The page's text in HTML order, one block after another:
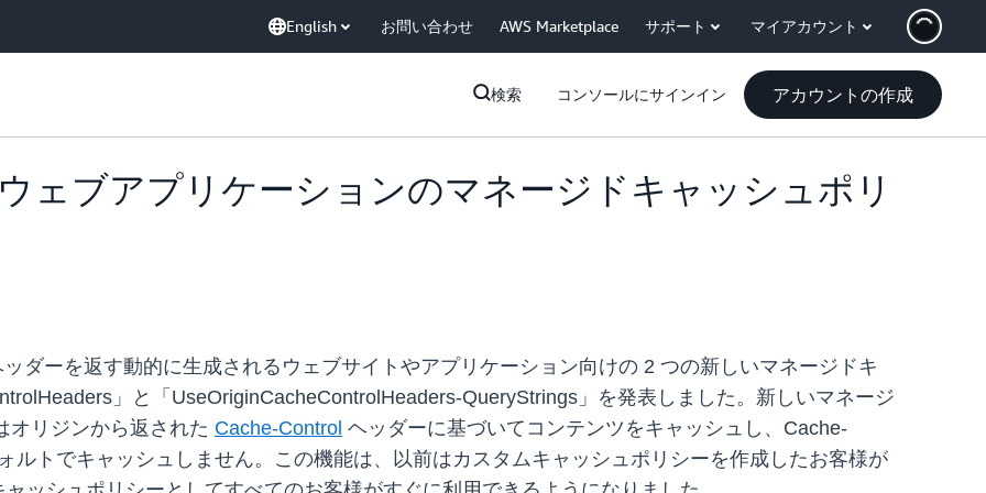
English お問い合わせ AWS Marketplace サポート マイアカウント
検索 コンソールにサインイン アカウントの作成
ェブアプリケーションのマネージドキャッシュポリ
ダーを返す動的に生成されるウェブサイトやアプリケーション向けの 2 つの新しいマネージドキ
」と「UseOriginCacheControlHeaders-QueryStrings」を発表しました。新しいマネージ
オリジンから返された Cache-Control ヘッダーに基づいてコンテンツをキャッシュし、Cache-
ルトでキャッシュしません。この機能は、以前はカスタムキャッシュポリシーを作成したお客様が